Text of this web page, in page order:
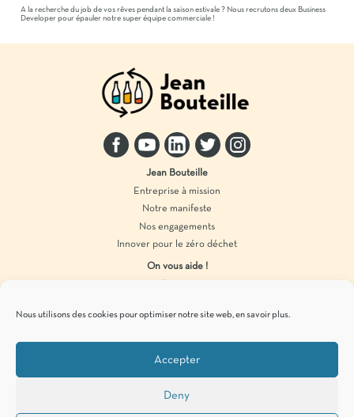
Nous utilisons des cookies pour optimiser notre site web, en savoir plus.
Accepter
Deny
A la recherche du job de vos rêves pendant la saison estivale ? Nous recrutons deux Business
Developer pour épauler notre super équipe commerciale !
Jean Bouteille
Entreprise à mission
Notre manifeste
Nos engagements
Innover pour le zéro déchet
On vous aide !
Produits en vrac
Pour vous tenir informés de
zéro déchet, c’est par ici !